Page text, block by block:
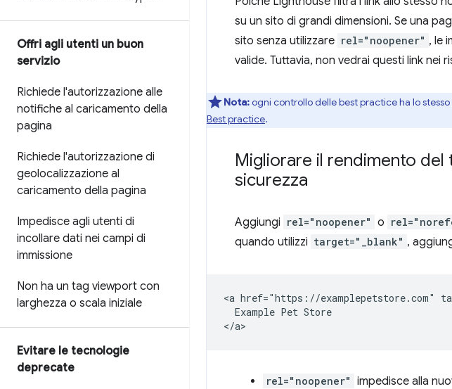
Offri agli utenti un buon
servizio
Richiede l'autorizzazione alle
notifiche al caricamento della
pagina
Richiede l'autorizzazione di
geolocalizzazione al
caricamento della pagina
Impedisce agli utenti di
incollare dati nei campi di
immissione
Non ha un tag viewport con
larghezza o scala iniziale
Evitare le tecnologie
deprecate
su un sito di grandi dimensioni. Se una
sito senza utilizzare rel="noopener" , le
valide. Tuttavia, non vedrai questi link nei
Nota:ogni controllo delle best practice ha lo
Best practice.
Migliorare il rendimento
sicurezza
Aggiungi rel="noopener" o
quando utilizzi target="_blank" ,
<a href="https://examplepetstore.com"
  Example Pet Store
rel="noopener" impedisce alla